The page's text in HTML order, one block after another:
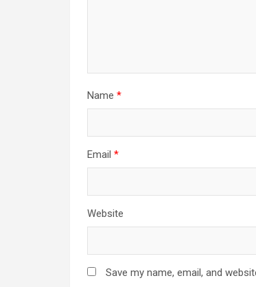
Name *
Email *
Website
Save my name, email, and